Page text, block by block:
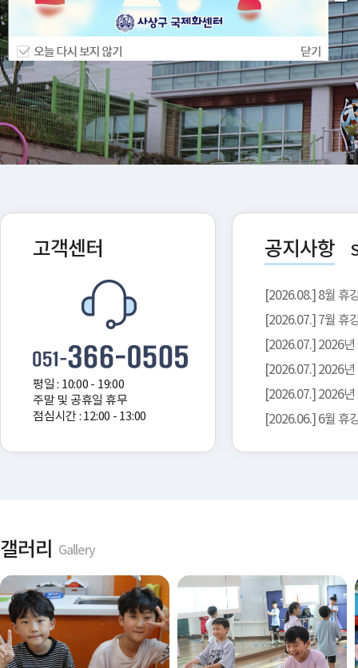
고객센터
평일 : 10:00 - 19:00
주말 및 공휴일 휴무
점심시간 : 12:00 - 13:00
공지사항
[2026.08.] 8월 휴
[2026.07.] 7월 휴
[2026.07.] 2026년
[2026.07.] 2026
[2026.07.] 2026
[2026.06.] 6월 휴
갤러리 Gallery